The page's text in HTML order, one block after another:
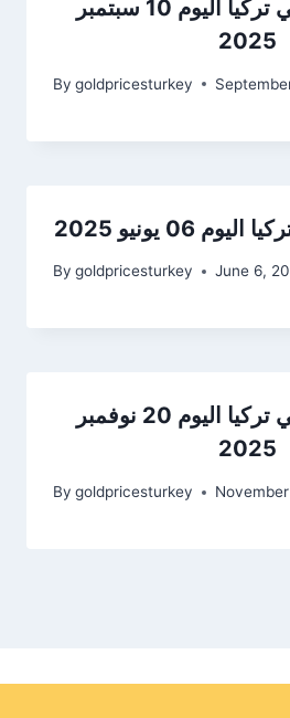
سعر الذهب في تركيا اليوم 10 سبتمبر
2025
By goldpricesturkey
06 يونيو 2025
By goldpricesturkey June 6,
سعر الذهب في تركيا اليوم 20 نوفمبر
2025
By goldpricesturkey